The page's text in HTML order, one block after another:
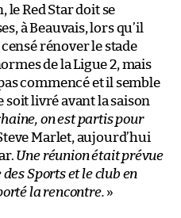
le Red Star doit se
à Beauvais, lors qu’il
rénover le stade
de la Ligue 2, mais
commencé et il semble
soit livré avant la saison
on est partis pour
Marlet, aujourd’hui
Une réunion était prévue
Sports et le club en
la rencontre. »